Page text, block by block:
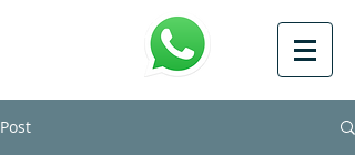
Post